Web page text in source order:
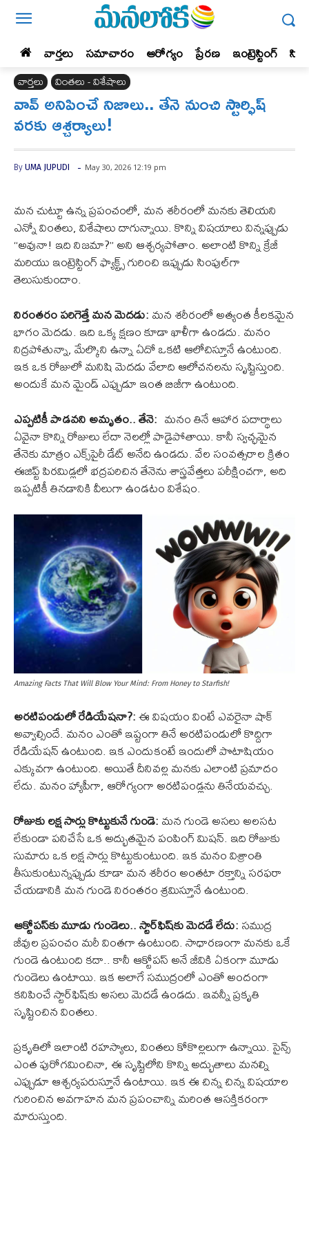
వార్తలు సమాచారం ఆరోగ్యం ప్రేర‌ణ‌ ఇంట్రెస్టింగ్‌
వార్తలు వింతలు - విశేషాలు
వావ్ అనిపించే నిజాలు.. తేనె నుంచి స్టార్ఫిష్
వరకు ఆశ్చర్యాలు!
By UMA JUPUDI - May 30, 2026 12:19 pm
మన చుట్టూ ఉన్న ప్రపంచంలో, మన శరీరంలో మనకు తెలియని
ఎన్నో వింతలు, విశేషాలు దాగున్నాయి. కొన్ని విషయాలు విన్నప్పుడు
“అవునా! ఇది నిజమా?” అని ఆశ్చర్యపోతాం. అలాంటి కొన్ని క్రేజీ
మరియు ఇంట్రెస్టింగ్ ఫ్యాక్ట్స్ గురించి ఇప్పుడు సింపుల్‌గా
తెలుసుకుందాం.
నిరంతరం పరిగెత్తే మన మెదడు:మన శరీరంలో అత్యంత కీలకమైన
భాగం మెదడు. ఇది ఒక్క క్షణం కూడా ఖాళీగా ఉండదు. మనం
నిద్రపోతున్నా, మేల్కొని ఉన్నా ఏదో ఒకటి ఆలోచిస్తూనే ఉంటుంది.
ఇక ఒక రోజులో మనిషి మెదడు వేలాది ఆలోచనలను సృష్టిస్తుంది.
అందుకే మన మైండ్ ఎప్పుడూ ఇంత బిజీగా ఉంటుంది.
ఎప్పటికీ పాడవని అమృతం.. తేనె: మనం తినే ఆహార పదార్థాలు
ఏవైనా కొన్ని రోజులు లేదా నెలల్లో పాడైపోతాయి. కానీ స్వచ్ఛమైన
తేనెకు మాత్రం ఎక్స్‌పైరీ డేట్ అనేది ఉండదు. వేల సంవత్సరాల క్రితం
ఈజిప్ట్ పిరమిడ్లలో భద్రపరిచిన తేనెను శాస్త్రవేత్తలు పరీక్షించగా, అది
ఇప్పటికీ తినడానికి వీలుగా ఉండటం విశేషం.
Amazing Facts That Will Blow Your Mind: From Honey to Starfish!
అరటిపండులో రేడియేషనా?:ఈ విషయం వింటే ఎవరైనా షాక్
అవ్వాల్సిందే. మనం ఎంతో ఇష్టంగా తినే అరటిపండులో కొద్దిగా
రేడియేషన్ ఉంటుంది. ఇక ఎందుకంటే ఇందులో పొటాషియం
ఎక్కువగా ఉంటుంది. అయితే దీనివల్ల మనకు ఎలాంటి ప్రమాదం
లేదు. మనం హ్యాపీగా, ఆరోగ్యంగా అరటిపండ్లను తినేయవచ్చు.
రోజుకు లక్ష సార్లు కొట్టుకునే గుండె:మన గుండె అసలు అలసట
లేకుండా పనిచేసే ఒక అద్భుతమైన పంపింగ్ మిషన్. ఇది రోజుకు
సుమారు ఒక లక్ష సార్లు కొట్టుకుంటుంది. ఇక మనం విశ్రాంతి
తీసుకుంటున్నప్పుడు కూడా మన శరీరం అంతటా రక్తాన్ని సరఫరా
చేయడానికి మన గుండె నిరంతరం శ్రమిస్తూనే ఉంటుంది.
ఆక్టోపస్‌కు మూడు గుండెలు.. స్టార్‌ఫిష్‌కు మెదడే లేదు:సముద్ర
జీవుల ప్రపంచం మరీ వింతగా ఉంటుంది. సాధారణంగా మనకు ఒకే
గుండె ఉంటుంది కదా.. కానీ ఆక్టోపస్ అనే జీవికి ఏకంగా మూడు
గుండెలు ఉంటాయి. ఇక అలాగే సముద్రంలో ఎంతో అందంగా
కనిపించే స్టార్‌ఫిష్‌కు అసలు మెదడే ఉండదు. ఇవన్నీ ప్రకృతి
సృష్టించిన వింతలు.
ప్రకృతిలో ఇలాంటి రహస్యాలు, వింతలు కోకొల్లలుగా ఉన్నాయి. సైన్స్
ఎంత పురోగమించినా, ఈ సృష్టిలోని కొన్ని అద్భుతాలు మనల్ని
ఎప్పుడూ ఆశ్చర్యపరుస్తూనే ఉంటాయి. ఇక ఈ చిన్న చిన్న విషయాల
గురించిన అవగాహన మన ప్రపంచాన్ని మరింత ఆసక్తికరంగా
మారుస్తుంది.